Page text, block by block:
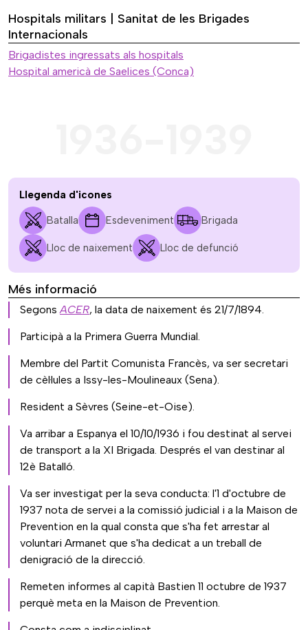
Hospitals militars | Sanitat de les Brigades
Internacionals
Brigadistes ingressats als hospitals
Hospital americà de Saelices (Conca)
Llegenda d'icones
Batalla Esdeveniment Brigada
Lloc de naixement Lloc de defunció
Més informació
Segons ACER, la data de naixement és 21/7/1894.
Participà a la Primera Guerra Mundial.
Membre del Partit Comunista Francès, va ser secretari
de cèl·lules a Issy-les-Moulineaux (Sena).
Resident a Sèvres (Seine-et-Oise).
Va arribar a Espanya el 10/10/1936 i fou destinat al servei
de transport a la XI Brigada. Després el van destinar al
12è Batalló.
Va ser investigat per la seva conducta: l'1 d'octubre de
1937 nota de servei a la comissió judicial i a la Maison de
Prevention en la qual consta que s'ha fet arrestar al
voluntari Armanet que s'ha dedicat a un treball de
denigració de la direcció.
Remeten informes al capità Bastien 11 octubre de 1937
perquè meta en la Maison de Prevention.